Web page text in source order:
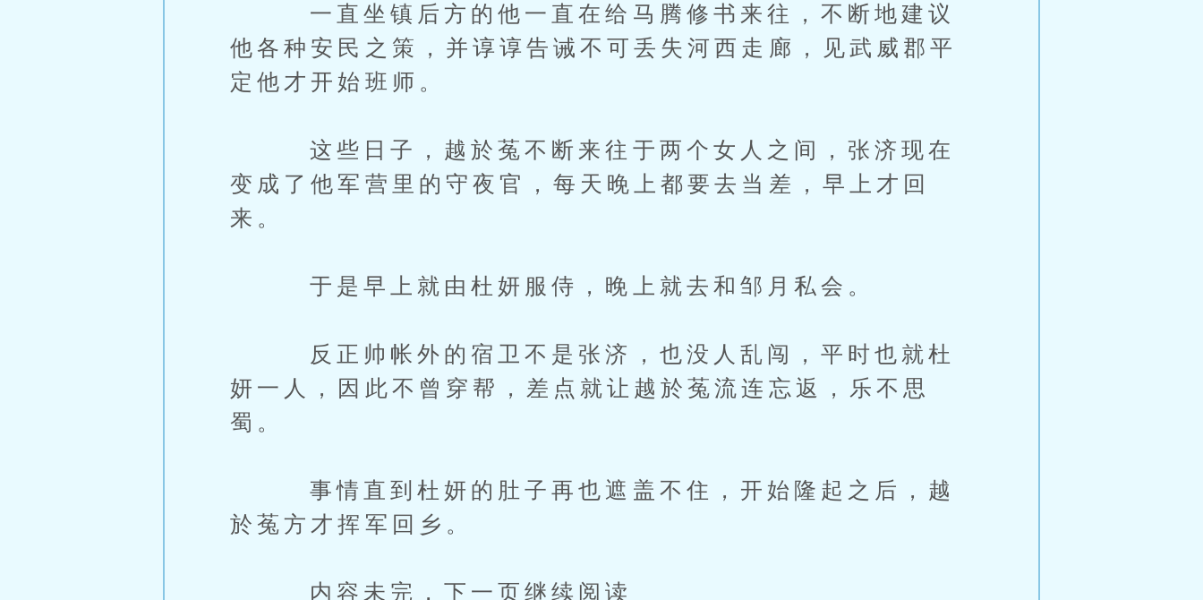
一直坐镇后方的他一直在给马腾修书来往，不断地建议
他各种安民之策，并谆谆告诫不可丢失河西走廊，见武威郡平
定他才开始班师。
这些日子，越於菟不断来往于两个女人之间，张济现在
变成了他军营里的守夜官，每天晚上都要去当差，早上才回
来。
于是早上就由杜妍服侍，晚上就去和邹月私会。
反正帅帐外的宿卫不是张济，也没人乱闯，平时也就杜
妍一人，因此不曾穿帮，差点就让越於菟流连忘返，乐不思
蜀。
事情直到杜妍的肚子再也遮盖不住，开始隆起之后，越
於菟方才挥军回乡。
内容未完，下一页继续阅读